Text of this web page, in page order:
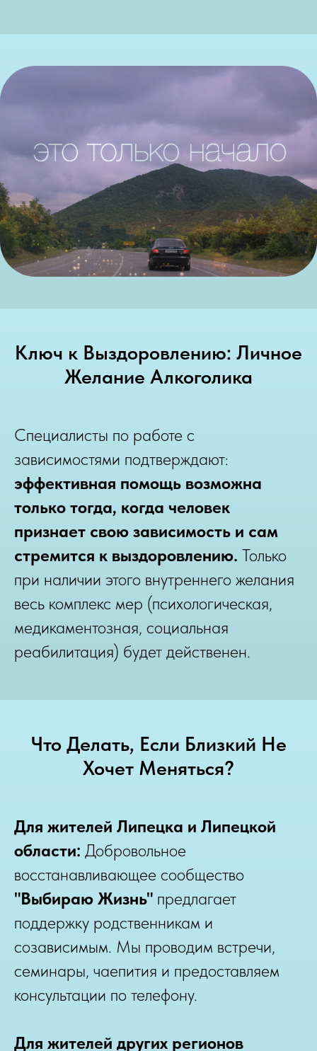
Ключ к Выздоровлению: Личное
Желание Алкоголика
Специалисты по работе с
зависимостями подтверждают:
эффективная помощь возможна
только тогда, когда человек
признает свою зависимость и сам
стремится к выздоровлению. Только
при наличии этого внутреннего желания
весь комплекс мер (психологическая,
медикаментозная, социальная
реабилитация) будет действенен.
Что Делать, Если Близкий Не
Хочет Меняться?
Для жителей Липецка и Липецкой
области: Добровольное
восстанавливающее сообщество
"Выбираю Жизнь" предлагает
поддержку родственникам и
созависимым. Мы проводим встречи,
семинары, чаепития и предоставляем
консультации по телефону.
Для жителей других регионов